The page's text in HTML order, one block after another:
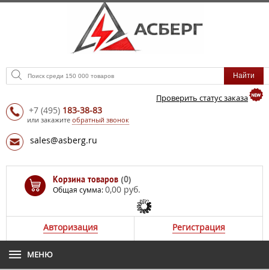
Проверить статус заказа
+7 (495) 183-38-83
или закажите обратный звонок
sales@asberg.ru
Корзина товаров (0)
Общая сумма:0,00 руб.
Авторизация Регистрация
МЕНЮ